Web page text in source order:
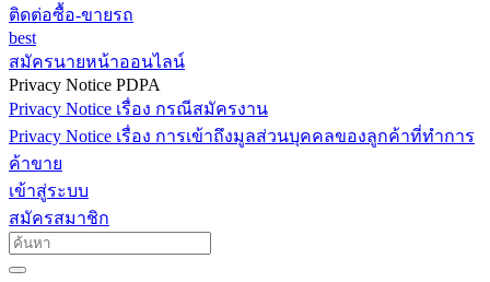
ติดต่อซื้อ-ขายรถ
best
สมัครนายหน้าออนไลน์
Privacy Notice PDPA
Privacy Notice เรื่อง กรณีสมัครงาน
Privacy Notice เรื่อง การเข้าถึงมูลส่วนบุคคลของลูกค้าที่ทำการ
ค้าขาย
เข้าสู่ระบบ
สมัครสมาชิก